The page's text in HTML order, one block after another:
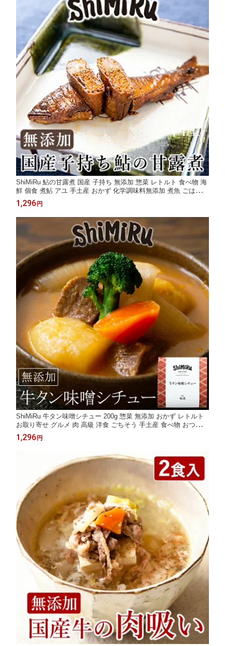
ShiMiRu 鮎の甘露煮 国産 子持ち 無添加 惣菜 レトルト 食べ物 海
鮮 個食 煮鮎 アユ 手土産 おかず 化学調味料無添加 煮魚 ごはん
和食 お取り寄せ グルメ おつまみ 高級 常温 レンチン 仕出し 宅配
温めるだけ 大阪 味源
1,296 円
ShiMiRu 牛タン味噌シチュー 200g 惣菜 無添加 おかず レトルト
お取り寄せ グルメ 肉 高級 洋食 ごちそう 手土産 食べ物 おつまみ
温めるだけ 宅配 和風 常温 レンジ 化学調味料無添加 子供 安心 職
人手作り 宅食 味源
1,296 円